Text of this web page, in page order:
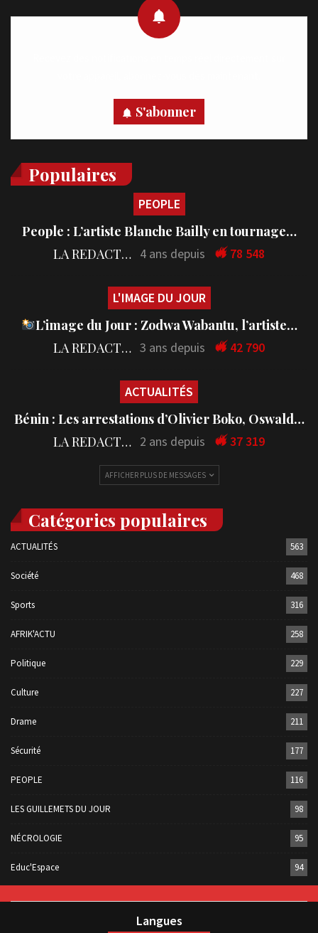
S'abonner
Populaires
PEOPLE
People : L’artiste Blanche Bailly en tournage…
LA REDACTION 4 ans depuis 78 548
L'IMAGE DU JOUR
L’image du Jour : Zodwa Wabantu, l’artiste…
LA REDACTION 3 ans depuis 42 790
ACTUALITÉS
Bénin : Les arrestations d’Olivier Boko, Oswald…
LA REDACTION 2 ans depuis 37 319
AFFICHER PLUS DE MESSAGES
Catégories populaires
ACTUALITÉS 563
Société 468
Sports 316
AFRIK'ACTU 258
Politique 229
Culture 227
Drame 211
Sécurité 177
PEOPLE 116
LES GUILLEMETS DU JOUR 98
NÉCROLOGIE 95
Educ'Espace 94
Langues